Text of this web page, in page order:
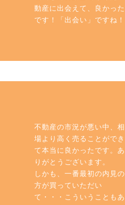
動産に出会えて、良かった
です！「出会い」ですね！
不動産の市況が悪い中、相
場より高く売ることができ
て本当に良かったです。あ
りがとうございます。
しかも、一番最初の内見の
方が買っていただい
て・・・こういうこともあ